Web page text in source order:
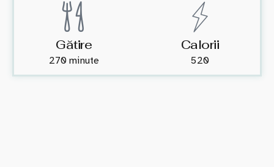
Gătire
270 minute
Calorii
520